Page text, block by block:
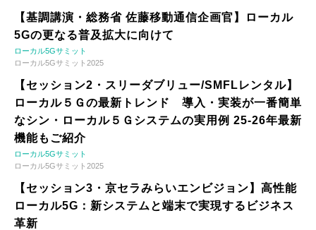
【基調講演・総務省 佐藤移動通信企画官】ローカル
5Gの更なる普及拡大に向けて
ローカル5Gサミット
ローカル5Gサミット2025
【セッション2・スリーダブリュー/SMFLレンタル】
ローカル５Ｇの最新トレンド 導入・実装が一番簡単
なシン・ローカル５Ｇシステムの実用例 25-26年最新
機能もご紹介
ローカル5Gサミット
ローカル5Gサミット2025
【セッション3・京セラみらいエンビジョン】高性能
ローカル5G：新システムと端末で実現するビジネス
革新